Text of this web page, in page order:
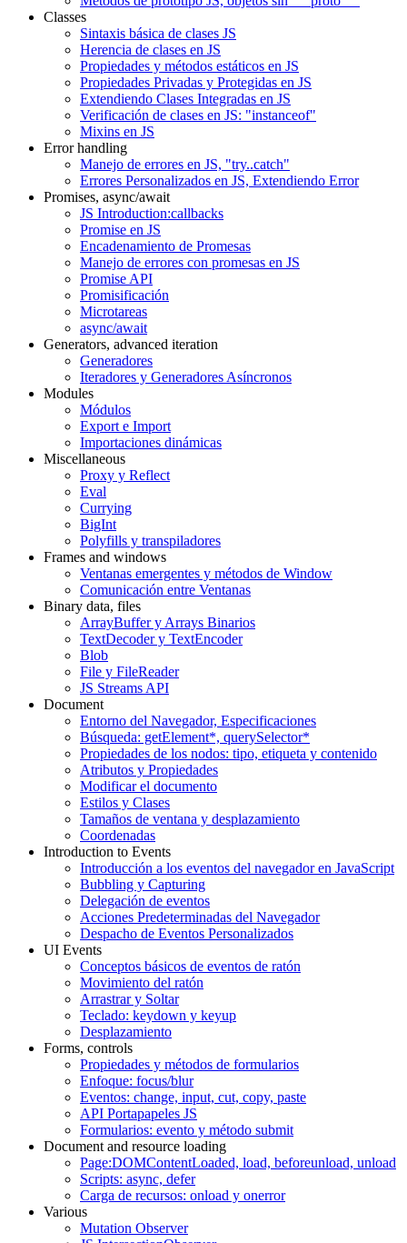
Classes
Sintaxis básica de clases JS
Herencia de clases en JS
Propiedades y métodos estáticos en JS
Propiedades Privadas y Protegidas en JS
Extendiendo Clases Integradas en JS
Verificación de clases en JS: "instanceof"
Mixins en JS
Error handling
Manejo de errores en JS, "try..catch"
Errores Personalizados en JS, Extendiendo Error
Promises, async/await
JS Introduction:callbacks
Promise en JS
Encadenamiento de Promesas
Manejo de errores con promesas en JS
Promise API
Promisificación
Microtareas
async/await
Generators, advanced iteration
Generadores
Iteradores y Generadores Asíncronos
Modules
Módulos
Export e Import
Importaciones dinámicas
Miscellaneous
Proxy y Reflect
Eval
Currying
BigInt
Polyfills y transpiladores
Frames and windows
Ventanas emergentes y métodos de Window
Comunicación entre Ventanas
Binary data, files
ArrayBuffer y Arrays Binarios
TextDecoder y TextEncoder
Blob
File y FileReader
JS Streams API
Document
Entorno del Navegador, Especificaciones
Búsqueda: getElement*, querySelector*
Propiedades de los nodos: tipo, etiqueta y contenido
Atributos y Propiedades
Modificar el documento
Estilos y Clases
Tamaños de ventana y desplazamiento
Coordenadas
Introduction to Events
Introducción a los eventos del navegador en JavaScript
Bubbling y Capturing
Delegación de eventos
Acciones Predeterminadas del Navegador
Despacho de Eventos Personalizados
UI Events
Conceptos básicos de eventos de ratón
Movimiento del ratón
Arrastrar y Soltar
Teclado: keydown y keyup
Desplazamiento
Forms, controls
Propiedades y métodos de formularios
Enfoque: focus/blur
Eventos: change, input, cut, copy, paste
API Portapapeles JS
Formularios: evento y método submit
Document and resource loading
Page:DOMContentLoaded, load, beforeunload, unload
Scripts: async, defer
Carga de recursos: onload y onerror
Various
Mutation Observer